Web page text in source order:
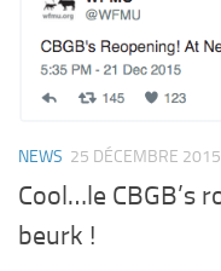
NEWS 25 DÉCEMBRE 2015
Cool…le CBGB’s
beurk !